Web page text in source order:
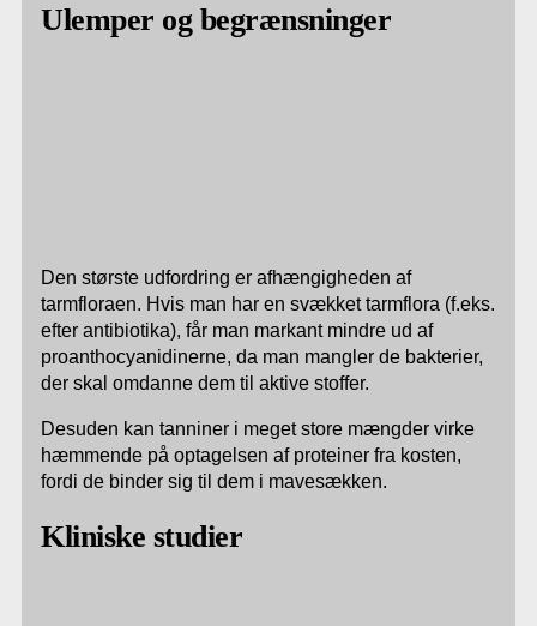
Ulemper og begrænsninger
Den største udfordring er afhængigheden af
tarmfloraen. Hvis man har en svækket tarmflora (f.eks.
efter antibiotika), får man markant mindre ud af
proanthocyanidinerne, da man mangler de bakterier,
der skal omdanne dem til aktive stoffer.
Desuden kan tanniner i meget store mængder virke
hæmmende på optagelsen af proteiner fra kosten,
fordi de binder sig til dem i mavesækken.
Kliniske studier